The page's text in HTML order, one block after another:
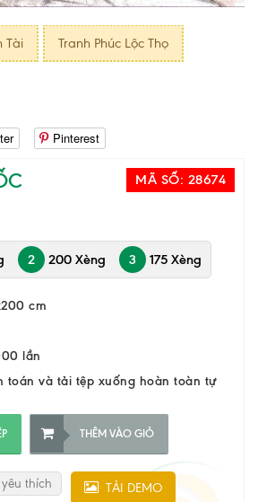
Tài Tranh Phúc Lộc Thọ
Pinterest
MÃ SỐ: 28674
2 200 Xèng 3 175 Xèng
cm
lần
toán và tải tệp xuống hoàn toàn tự
THÊM VÀO GIỎ
thích TẢI DEMO